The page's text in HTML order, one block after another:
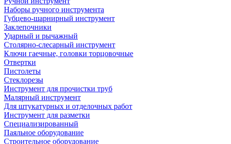
Наборы ручного инструмента
Губцево-шарнирный инструмент
Заклепочники
Ударный и рычажный
Столярно-слесарный инструмент
Ключи гаечные, головки торцовочные
Отвертки
Пистолеты
Стеклорезы
Инструмент для прочистки труб
Малярный инструмент
Для штукатурных и отделочных работ
Инструмент для разметки
Специализированный
Паяльное оборудование
Строительное оборудование